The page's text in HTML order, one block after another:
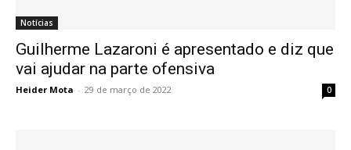
Notícias
Guilherme Lazaroni é apresentado e diz que
vai ajudar na parte ofensiva
Heider Mota - 29 de março de 2022 0